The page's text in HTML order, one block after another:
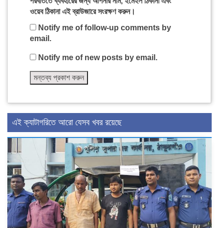
ওয়েব ঠিকানা এই ব্রাউজারে সংরক্ষণ করুন।
Notify me of follow-up comments by
email.
Notify me of new posts by email.
এই ক্যাটাগরিতে আরো যেসব খবর রয়েছে